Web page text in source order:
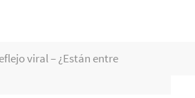
viral – ¿Están entre